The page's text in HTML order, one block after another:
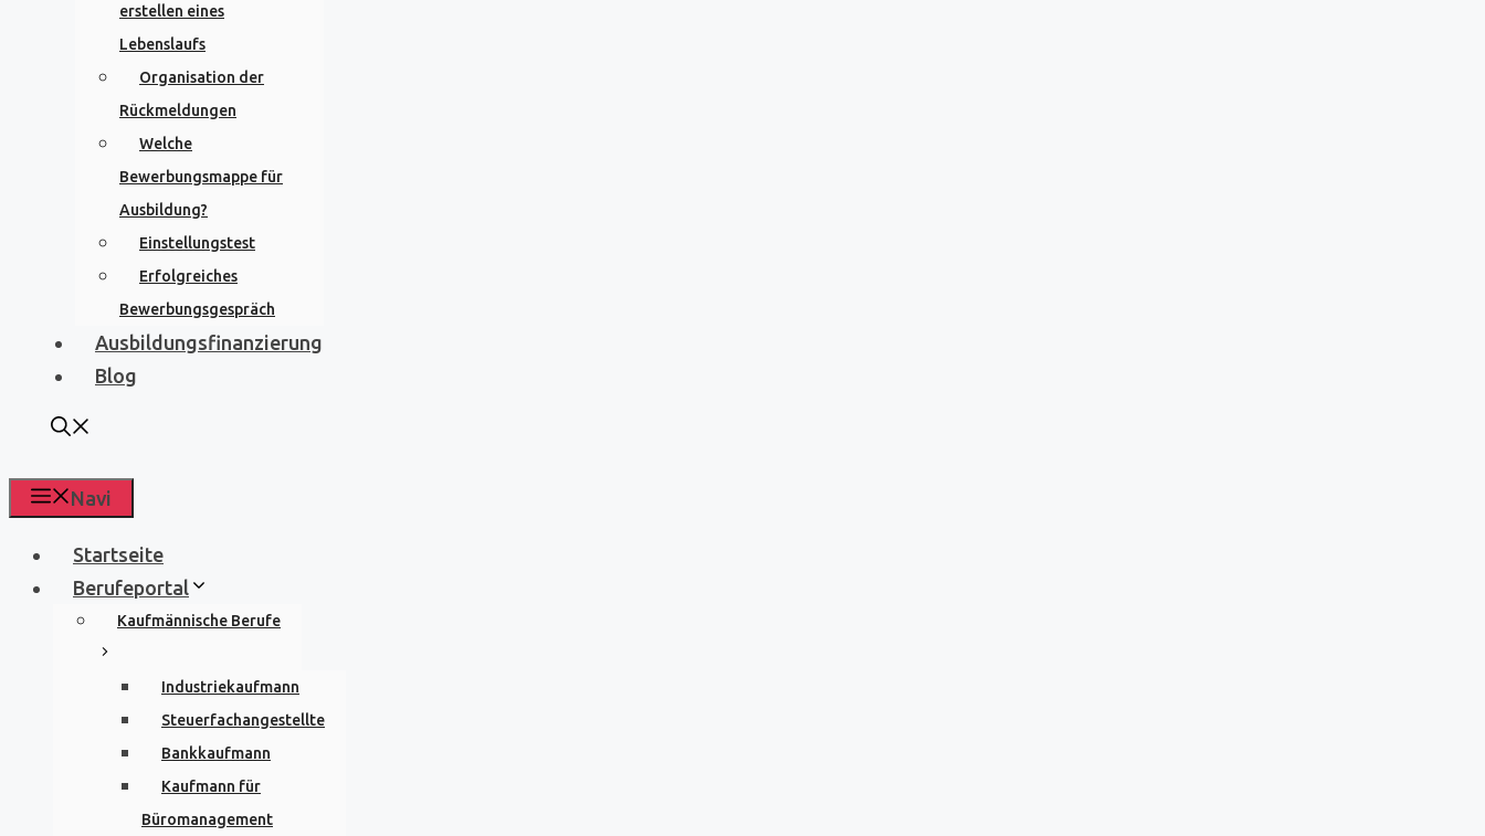
erstellen eines
Lebenslaufs
Organisation der
Rückmeldungen
Welche
Bewerbungsmappe für
Ausbildung?
Einstellungstest
Erfolgreiches
Bewerbungsgespräch
Ausbildungsfinanzierung
Blog
Navi
Startseite
Berufeportal
Kaufmännische Berufe
Industriekaufmann
Steuerfachangestellte
Bankkaufmann
Kaufmann für
Büromanagement